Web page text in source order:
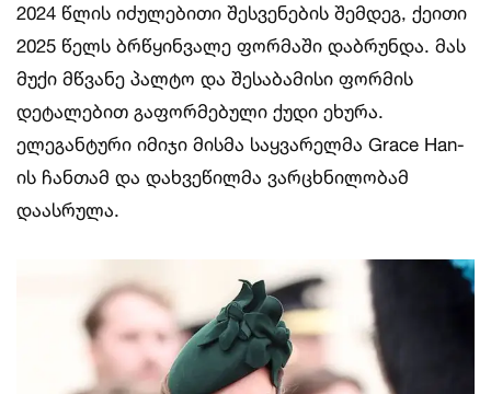
2024 წლის იძულებითი შესვენების შემდეგ, ქეითი
2025 წელს ბრწყინვალე ფორმაში დაბრუნდა. მას
მუქი მწვანე პალტო და შესაბამისი ფორმის
დეტალებით გაფორმებული ქუდი ეხურა.
ელეგანტური იმიჯი მისმა საყვარელმა Grace Han-
ის ჩანთამ და დახვეწილმა ვარცხნილობამ
დაასრულა.